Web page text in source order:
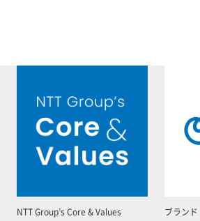
NTT Group’s Core & Values ブランド